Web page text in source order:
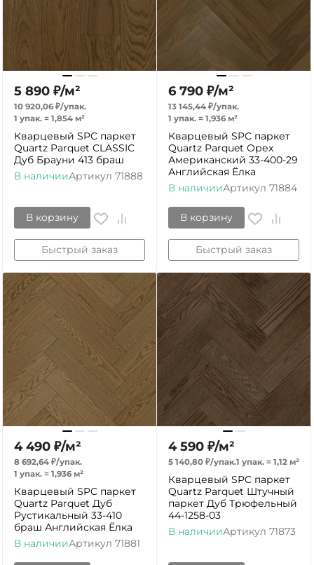
5 890 ₽/м²
10 920,06 ₽/упак.
1 упак. = 1,854 м²
Кварцевый SPC паркет
Quartz Parquet CLASSIC
Дуб Брауни 413 браш
В наличииАртикул 71888
В корзину
Быстрый заказ
6 790 ₽/м²
13 145,44 ₽/упак.
1 упак. = 1,936 м²
Кварцевый SPC паркет
Quartz Parquet Орех
Американский 33-400-29
Английская Ёлка
В наличииАртикул 71884
В корзину
Быстрый заказ
4 490 ₽/м²
8 692,64 ₽/упак.
1 упак. = 1,936 м²
Кварцевый SPC паркет
Quartz Parquet Дуб
Рустикальный 33-410
браш Английская Ёлка
В наличииАртикул 71881
4 590 ₽/м²
5 140,80 ₽/упак.1 упак. = 1,12 м²
Кварцевый SPC паркет
Quartz Parquet Штучный
паркет Дуб Трюфельный
44-1258-03
В наличииАртикул 71873